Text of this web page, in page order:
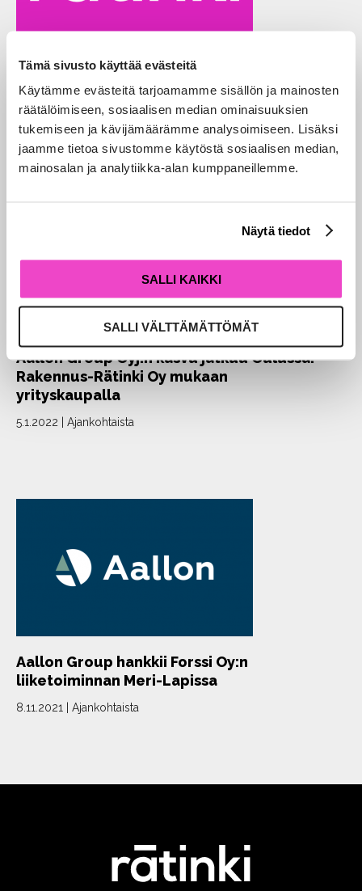
Tämä sivusto käyttää evästeitä
Käytämme evästeitä tarjoamamme sisällön ja mainosten
räätälöimiseen, sosiaalisen median ominaisuuksien
tukemiseen ja kävijämäärämme analysoimiseen. Lisäksi
jaamme tietoa sivustomme käytöstä sosiaalisen median,
mainosalan ja analytiikka-alan kumppaneillemme.
Näytä tiedot
SALLI KAIKKI
SALLI VÄLTTÄMÄTTÖMÄT
Aallon Group hankkii tilitoimisto Peca Oy:n
liiketoiminnan Oulusta
6.9.2022 |Ajankohtaista
Aallon Group Oyj:n kasvu jatkuu Oulussa:
Rakennus-Rätinki Oy mukaan
yrityskaupalla
5.1.2022 Ajankohtaista
Aallon Group hankkii Forssi Oy:n
liiketoiminnan Meri-Lapissa
8.11.2021 Ajankohtaista